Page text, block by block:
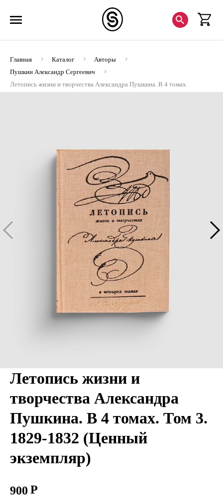
Главная Каталог
Авторы
Пушкин Александр Сергеевич
Летопись жизни и творчества Александра Пушкина. В 4 томах.
Том 3. 1829-1832 (Ценный экземпляр)
Летопись жизни и
творчества Александра
Пушкина. В 4 томах. Том 3.
1829-1832 (Ценный
экземпляр)
900